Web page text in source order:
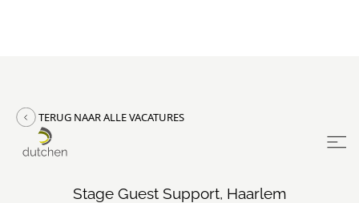
TERUG NAAR ALLE VACATURES
Stage Guest Support, Haarlem